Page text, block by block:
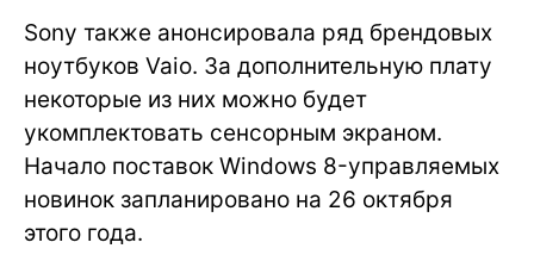
Sony также анонсировала ряд брендовых
ноутбуков Vaio. За дополнительную плату
некоторые из них можно будет
укомплектовать сенсорным экраном.
Начало поставок Windows 8-управляемых
новинок запланировано на 26 октября
этого года.